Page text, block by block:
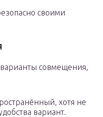
своими
совмещения,
хотя не
вариант.